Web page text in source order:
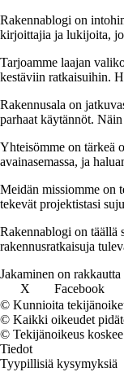
Rakennablogi on
kirjoittajia ja lukijoita,
Tarjoamme laajan
kestäviin ratkaisuihin.
Rakennusala on
parhaat käytännöt.
Yhteisömme on tärkeä
avainasemassa, ja
Meidän missiomme on
tekevät projektistasi
Rakennablogi on täällä
rakennusratkaisuja
Jakaminen on rakkautta
X
Facebook
© Kunnioita
© Kaikki oikeudet
© Tekijänoikeus
Tiedot
Tyypillisiä kysymyksiä